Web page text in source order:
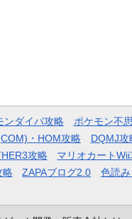
ンダイパ攻略 ポケモン不
・HOM攻略 DQMJ攻
攻略 マリオカート
略 ZAPAブログ2.0 色読